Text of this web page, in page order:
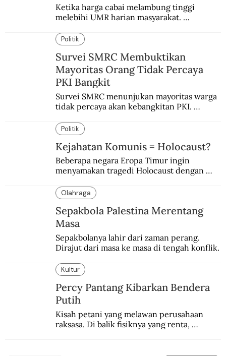
Ketika harga cabai melambung tinggi
melebihi UMR harian masyarakat.
Politik
Survei SMRC Membuktikan
Mayoritas Orang Tidak Percaya
PKI Bangkit
Survei SMRC menunjukan mayoritas warga
tidak percaya akan kebangkitan PKI.
tujuan politik.
Politik
Kejahatan Komunis = Holocaust?
Beberapa negara Eropa Timur ingin
menyamakan tragedi Holocaust dengan
Olahraga
Sepakbola Palestina Merentang
Masa
Sepakbolanya lahir dari zaman perang.
Dirajut dari masa ke masa di tengah konflik.
Kultur
Percy Pantang Kibarkan Bendera
Putih
Kisah petani yang melawan perusahaan
raksasa. Di balik fisiknya yang renta,